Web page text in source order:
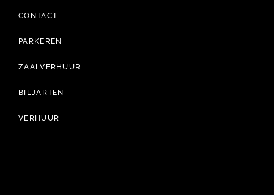
CONTACT
PARKEREN
ZAALVERHUUR
BILJARTEN
VERHUUR